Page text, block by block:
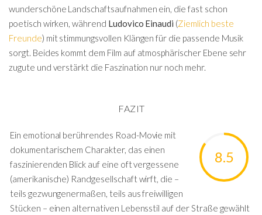
wunderschöne Landschaftsaufnahmen ein, die fast schon
poetisch wirken, während Ludovico Einaudi (Ziemlich beste
Freunde) mit stimmungsvollen Klängen für die passende Musik
sorgt. Beides kommt dem Film auf atmosphärischer Ebene sehr
zugute und verstärkt die Faszination nur noch mehr.
FAZIT
8.5
Ein emotional berührendes Road-Movie mit
dokumentarischem Charakter, das einen
faszinierenden Blick auf eine oft vergessene
(amerikanische) Randgesellschaft wirft, die –
teils gezwungenermaßen, teils aus freiwilligen
Stücken – einen alternativen Lebensstil auf der Straße gewählt